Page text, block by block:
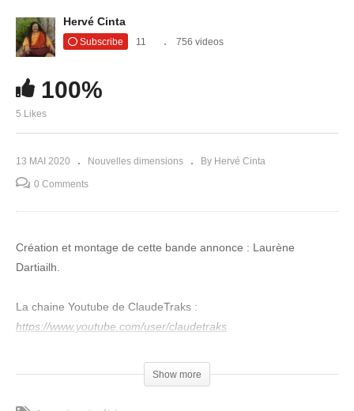
La fausse matrice d’Ascension par Laura Marie
Hervé Cinta
Subscribe 11 756 videos
100%
5 Likes
13 MAI 2020 Nouvelles dimensions By Hervé Cinta
0 Comments
Création et montage de cette bande annonce : Laurène
Dartiailh.
La chaine Youtube de ClaudeTraks :
https://www.youtube.com/user/claudetraks
Liens pour nous suivre (pensez à vous abonner), et pour
vous accompagner vers l'Evénement, la guérison
Show more